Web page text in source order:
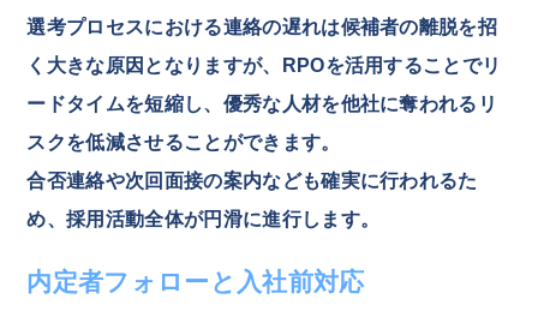
選考プロセスにおける連絡の遅れは候補者の離脱を招
く大きな原因となりますが、RPOを活用することでリ
ードタイムを短縮し、優秀な人材を他社に奪われるリ
スクを低減させることができます。
合否連絡や次回面接の案内なども確実に行われるた
め、採用活動全体が円滑に進行します。
内定者フォローと入社前対応